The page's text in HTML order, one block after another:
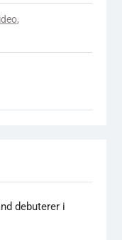
,
debuterer i